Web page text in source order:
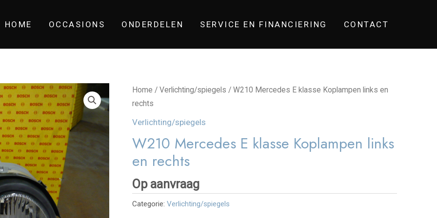
HOME OCCASIONS ONDERDELEN SERVICE EN FINANCIERING CONTACT
Home /Verlichting/spiegels / W210 Mercedes E klasse Koplampen links en
rechts
Verlichting/spiegels
W210 Mercedes E klasse Koplampen links
en rechts
Op aanvraag
Categorie:Verlichting/spiegels